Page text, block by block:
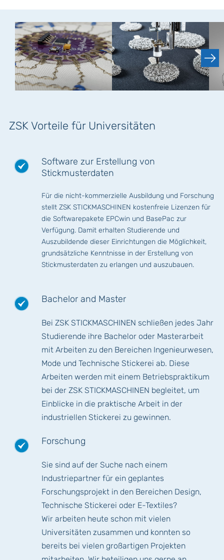
ZSK Vorteile für Universitäten
Software zur Erstellung von
Stickmusterdaten
Für die nicht-kommerzielle Ausbildung und Forschung
stellt ZSK STICKMASCHINEN kostenfreie Lizenzen für
die Softwarepakete EPCwin und BasePac zur
Verfügung. Damit erhalten Studierende und
Auszubildende dieser Einrichtungen die Möglichkeit,
grundsätzliche Kenntnisse in der Erstellung von
Stickmusterdaten zu erlangen und auszubauen.
Bachelor and Master
Bei ZSK STICKMASCHINEN schließen jedes Jahr
Studierende ihre Bachelor oder Masterarbeit
mit Arbeiten zu den Bereichen Ingenieurwesen,
Mode und Technische Stickerei ab. Diese
Arbeiten werden mit einem Betriebspraktikum
bei der ZSK STICKMASCHINEN begleitet, um
Einblicke in die praktische Arbeit in der
industriellen Stickerei zu gewinnen.
Forschung
Sie sind auf der Suche nach einem
Industriepartner für ein geplantes
Forschungsprojekt in den Bereichen Design,
Technische Stickerei oder E-Textiles?
Wir arbeiten heute schon mit vielen
Universitäten zusammen und konnten so
bereits bei vielen großartigen Projekten